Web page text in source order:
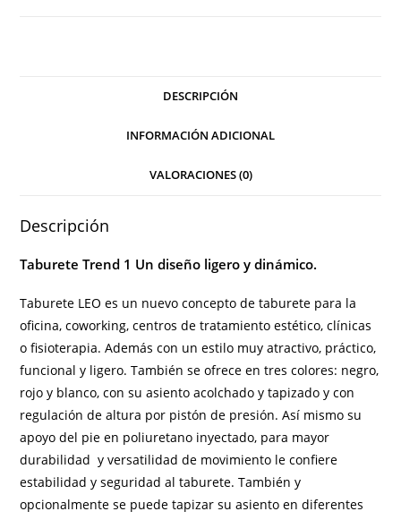
DESCRIPCIÓN
INFORMACIÓN ADICIONAL
VALORACIONES (0)
Descripción
Taburete Trend 1 Un diseño ligero y dinámico.
Taburete LEO es un nuevo concepto de taburete para la
oficina, coworking, centros de tratamiento estético, clínicas
o fisioterapia. Además con un estilo muy atractivo, práctico,
funcional y ligero. También se ofrece en tres colores: negro,
rojo y blanco, con su asiento acolchado y tapizado y con
regulación de altura por pistón de presión. Así mismo su
apoyo del pie en poliuretano inyectado, para mayor
durabilidad y versatilidad de movimiento le confiere
estabilidad y seguridad al taburete. También y
opcionalmente se puede tapizar su asiento en diferentes